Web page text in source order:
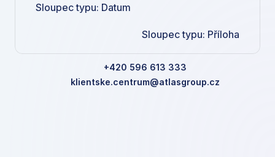
Sloupec typu: Datum
Sloupec typu: Příloha
+420 596 613 333
klientske.centrum@atlasgroup.cz